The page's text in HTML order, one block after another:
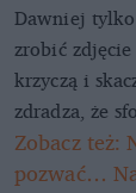
Dawniej
zrobić
krzyczą i
zdradza, że
Zobacz też:
pozwać…